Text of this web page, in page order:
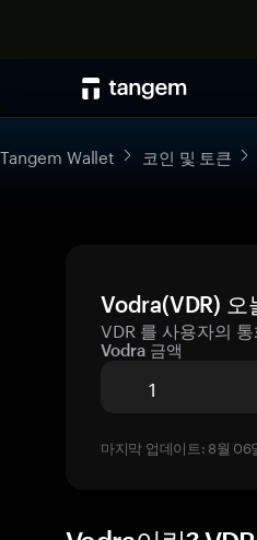
Tangem Wallet 코인 및 토큰
Vodra(VDR) 오
VDR 를 사용자의
Vodra 금액
마지막 업데이트: 8월